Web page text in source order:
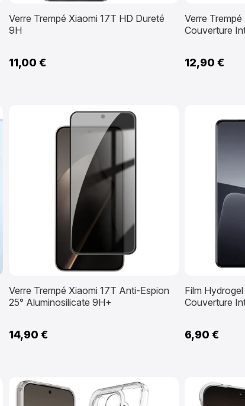
Verre Trempé Xiaomi 17T HD Dureté
9H
11,00 €
Verre
Couverture
12,90 €
Verre Trempé Xiaomi 17T Anti-Espion
25° Aluminosilicate 9H+
14,90 €
Film
Couverture
6,90 €